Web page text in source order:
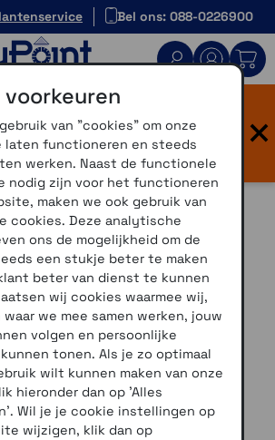
Bel ons: 088-0226900
Onze website heeft
Dezelfde vertrouwde
dan in een modern jasje.
nieuw is.
×
> SP Connect >SP Connect
Phone Case Apple
Phone Case
16 Pro Max
Pro Charging
voorkeuren
van "cookies" om onze
functioneren en steeds
werken. Naast de functionele
nodig zijn voor het functioneren
maken we ook gebruik van
cookies. Deze analytische
ons de mogelijkheid om de
een stukje beter te maken
beter van dienst te kunnen
wij cookies waarmee wij,
we mee samen werken, jouw
volgen en persoonlijke
tonen. Als je zo optimaal
wilt kunnen maken van onze
hieronder dan op 'Alles
Wil je je cookie instellingen op
wijzigen, klik dan op